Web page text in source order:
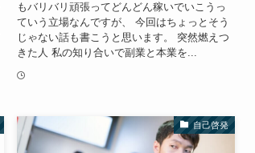
もバリバリ頑張ってどんどん稼いでいこうっ
ていう立場なんですが、 今回はちょっとそう
じゃない話も書こうと思います。 突然燃えつ
きた人 私の知り合いで副業と本業を...
自己啓発